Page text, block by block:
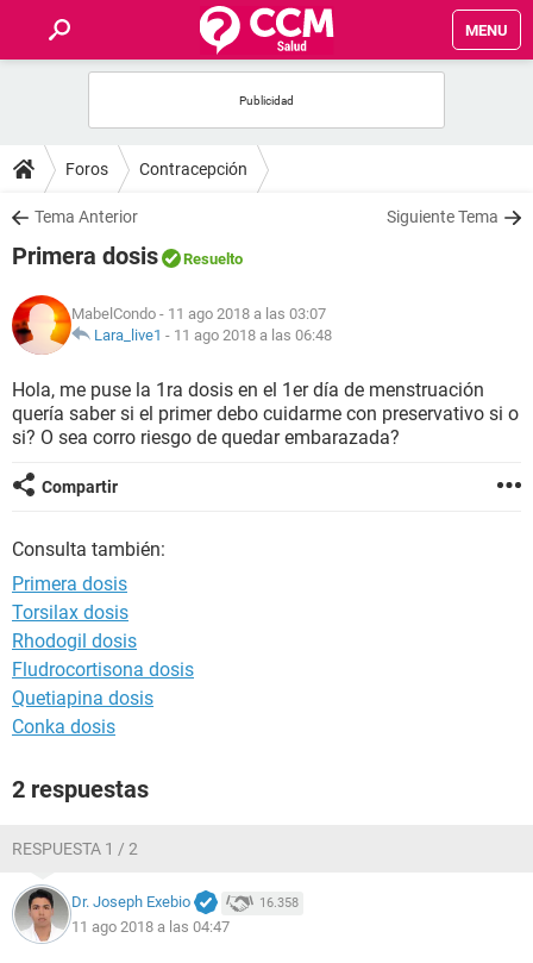
MENU
FOROS
SALUD
NUTRICIÓN
BIENESTAR
Foros Contracepción
Tema Anterior Siguiente Tema
Primera dosis Resuelto
MabelCondo - 11 ago 2018 a las 03:07
Lara_live1 - 11 ago 2018 a las 06:48
Hola, me puse la 1ra dosis en el 1er día de menstruación
quería saber si el primer debo cuidarme con preservativo si o
si? O sea corro riesgo de quedar embarazada?
Compartir
Consulta también:
Primera dosis
Torsilax dosis
Rhodogil dosis
Fludrocortisona dosis
Quetiapina dosis
Conka dosis
2 respuestas
RESPUESTA 1 / 2
Dr. Joseph Exebio 16.358
11 ago 2018 a las 04:47